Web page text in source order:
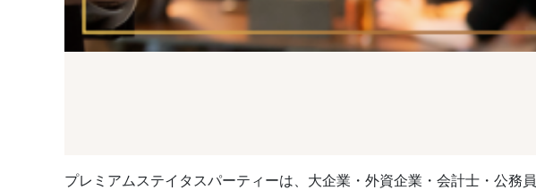
プレミアムステイタスパーティーは、大企業・外資企業・会計士・公務